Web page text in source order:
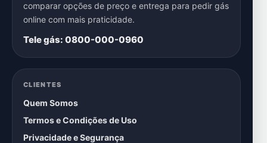
comparar opções de preço e entrega para pedir gás
online com mais praticidade.
Tele gás: 0800-000-0960
CLIENTES
Quem Somos
Termos e Condições de Uso
Privacidade e Segurança